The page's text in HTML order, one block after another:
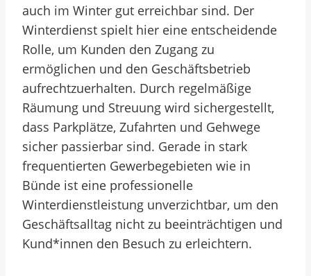
auch im Winter gut erreichbar sind. Der
Winterdienst spielt hier eine entscheidende
Rolle, um Kunden den Zugang zu
ermöglichen und den Geschäftsbetrieb
aufrechtzuerhalten. Durch regelmäßige
Räumung und Streuung wird sichergestellt,
dass Parkplätze, Zufahrten und Gehwege
sicher passierbar sind. Gerade in stark
frequentierten Gewerbegebieten wie in
Bünde ist eine professionelle
Winterdienstleistung unverzichtbar, um den
Geschäftsalltag nicht zu beeinträchtigen und
Kund*innen den Besuch zu erleichtern.